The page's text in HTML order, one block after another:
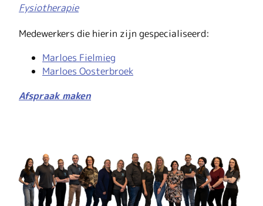
Fysiotherapie
Medewerkers die hierin zijn gespecialiseerd:
Marloes Fielmieg
Marloes Oosterbroek
Afspraak maken